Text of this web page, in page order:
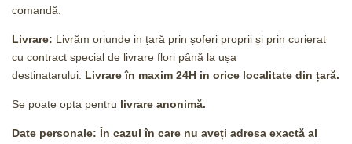
comandă.
Livrare: Livrăm oriunde in țară prin șoferi proprii și prin curierat
cu contract special de livrare flori până la ușa
destinatarului. Livrare în maxim 24H in orice localitate din țară.
Se poate opta pentru livrare anonimă.
Date personale: În cazul în care nu aveți adresa exactă al